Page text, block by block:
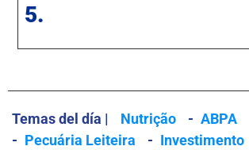
5.
Temas del día | Nutrição - ABPA
- Pecuária Leiteira - Investimento